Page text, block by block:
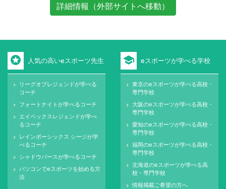
詳細情報（外部サイトへ移動）
stars 人気の高いeスポーツ先生
keyboard_arrow_right
リーグオブレジェンドが学べる
コーチ
keyboard_arrow_right フォートナイトが学べるコーチ
keyboard_arrow_right
エイペックスレジェンドが学べ
るコーチ
keyboard_arrow_right
レインボーシックス シージが学
べるコーチ
keyboard_arrow_right シャドウバースが学べるコーチ
keyboard_arrow_right
パソコンでeスポーツを始める方
法
school eスポーツが学べる学校
keyboard_arrow_right
東京のeスポーツが学べる高校・
専門学校
keyboard_arrow_right
大阪のeスポーツが学べる高校・
専門学校
keyboard_arrow_right
愛知のeスポーツが学べる高校・
専門学校
keyboard_arrow_right
福岡のeスポーツが学べる高校・
専門学校
keyboard_arrow_right
北海道のeスポーツが学べる高
校・専門学校
keyboard_arrow_right 情報掲載ご希望の方へ